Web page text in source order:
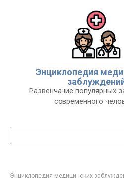
Энциклопедия
Развенчание популярных
современного
Поиск:
Энциклопедия медицинских